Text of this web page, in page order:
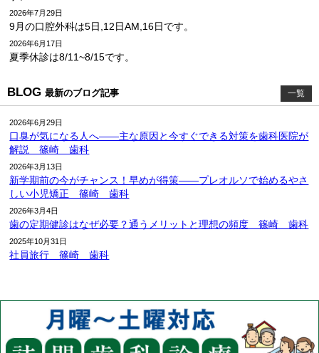
2026年7月29日
9月の口腔外科は5日,12日AM,16日です。
2026年6月17日
夏季休診は8/11~8/15です。
BLOG 最新のブログ記事 一覧
2026年6月29日
口臭が気になる人へ――主な原因と今すぐできる対策を歯科医院が
解説 篠崎 歯科
2026年3月13日
新学期前の今がチャンス！早めが得策――プレオルソで始めるやさ
しい小児矯正 篠崎 歯科
2026年3月4日
歯の定期健診はなぜ必要？通うメリットと理想の頻度 篠崎 歯科
2025年10月31日
社員旅行 篠崎 歯科